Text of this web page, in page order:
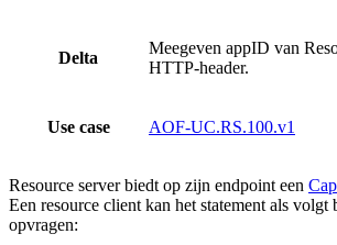
Delta
Meegeven appID van
HTTP-header.
Use case AOF-UC.RS.100.v1
Resource server biedt op zijn endpoint een
Een resource client kan het statement als volgt
opvragen: